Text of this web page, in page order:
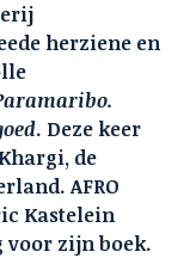
herziene en
. Deze keer
de
AFRO
Kastelein
voor zijn boek.